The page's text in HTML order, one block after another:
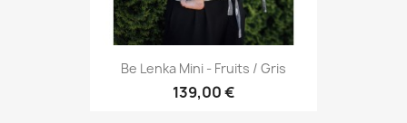
Be Lenka Mini - Fruits / Gris
139,00 €